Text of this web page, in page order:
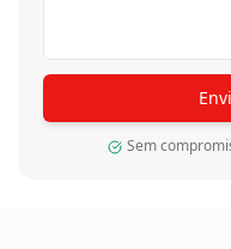
Sem